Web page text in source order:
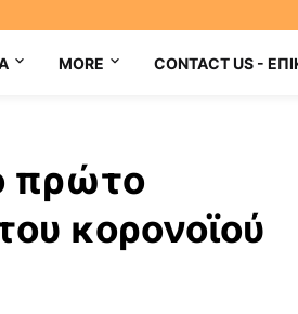
MORE CONTACT US -
πρώτο
κορονοϊού